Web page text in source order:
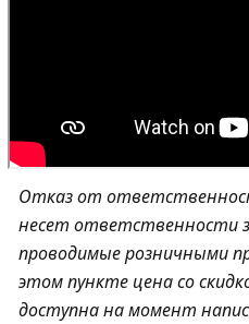
Отказ от
несет ответственности
проводимые розничными
этом пункте цена со
доступна на момент